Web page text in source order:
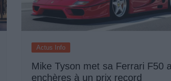
Actus Info
Mike Tyson met sa Ferrari F50
enchères à un prix record